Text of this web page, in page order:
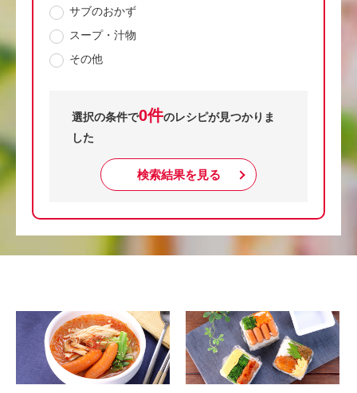
サブのおかず
スープ・汁物
その他
選択の条件で0件のレシピが見つかりま
した
検索結果を見る